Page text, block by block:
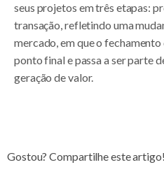
seus projetos em três etapas:
transação, refletindo uma
mercado, em que o
ponto final e passa a ser parte
geração de valor.
Gostou? Compartilhe este artigo!